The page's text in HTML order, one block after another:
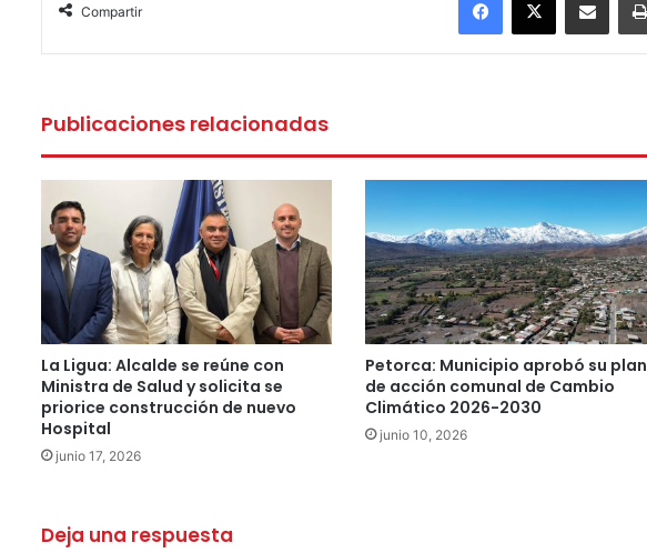
Compartir
Publicaciones relacionadas
La Ligua: Alcalde se reúne con
Ministra de Salud y solicita se
priorice construcción de nuevo
Hospital
junio 17, 2026
Petorca: Municipio aprobó su plan
de acción comunal de Cambio
Climático 2026-2030
junio 10, 2026
Deja una respuesta